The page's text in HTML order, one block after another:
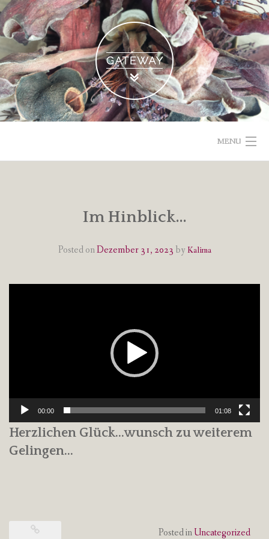
Skip
to
content
MENU
IMPRESSUM & DATENSCHUTZ
Im Hinblick…
Posted onDezember 31, 2023 by Kalima
00:00 01:08
Herzlichen Glück…wunsch zu weiterem
Gelingen…
Posted inUncategorized